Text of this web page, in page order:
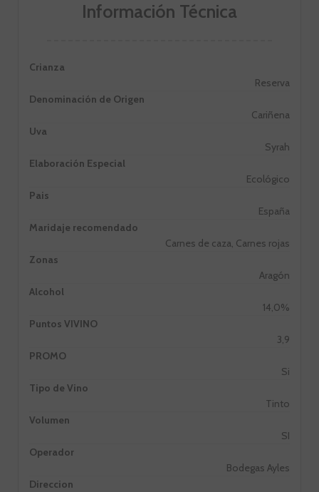
Información Técnica
Crianza
Reserva
Denominación de Origen
Cariñena
Uva
Syrah
Elaboración Especial
Ecológico
Pais
España
Maridaje recomendado
Carnes de caza, Carnes rojas
Zonas
Aragón
Alcohol
14,0%
Puntos VIVINO
3,9
PROMO
Si
Tipo de Vino
Tinto
Volumen
SI
Operador
Bodegas Ayles
Direccion